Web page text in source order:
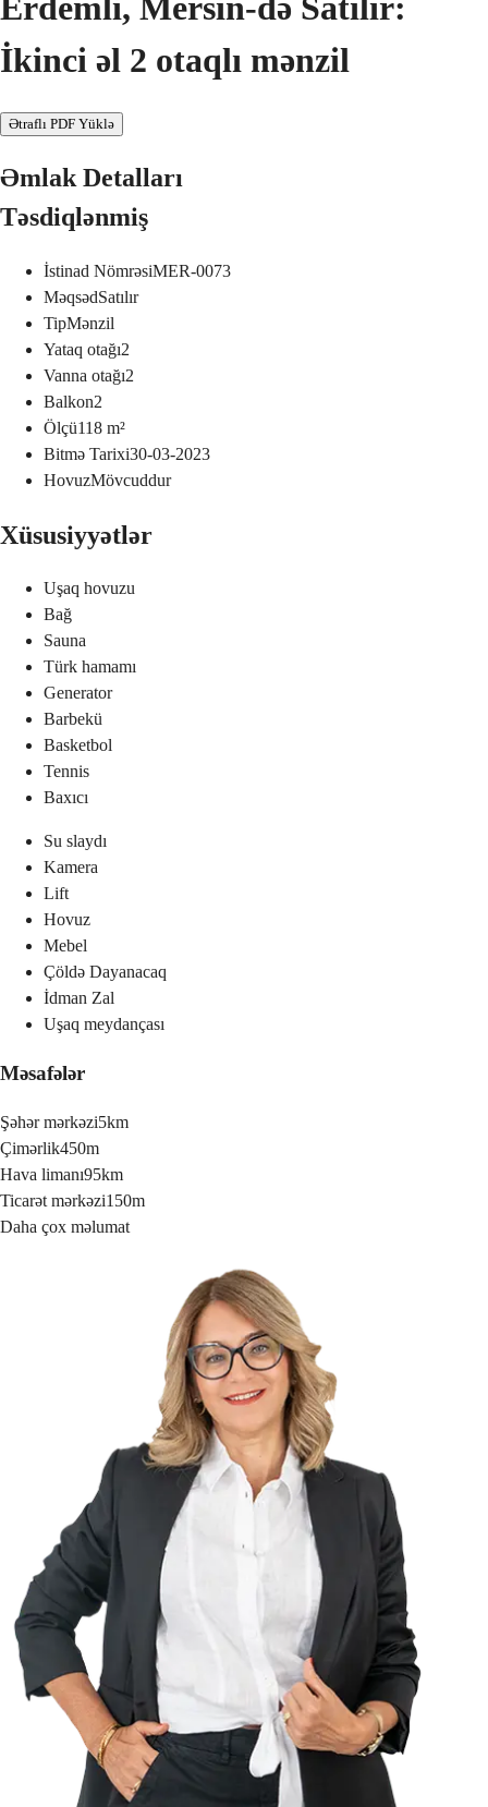
Erdemli, Mersin-də Satılır:
İkinci əl 2 otaqlı mənzil
Ətraflı PDF Yüklə
Əmlak Detalları
Təsdiqlənmiş
İstinad NömrəsiMER-0073
MəqsədSatılır
TipMənzil
Yataq otağı2
Vanna otağı2
Balkon2
Ölçü118 m²
Bitmə Tarixi30-03-2023
HovuzMövcuddur
Xüsusiyyətlər
Uşaq hovuzu
Bağ
Sauna
Türk hamamı
Generator
Barbekü
Basketbol
Tennis
Baxıcı
Su slaydı
Kamera
Lift
Hovuz
Mebel
Çöldə Dayanacaq
İdman Zal
Uşaq meydançası
Məsafələr
Şəhər mərkəzi5km
Çimərlik450m
Hava limanı95km
Ticarət mərkəzi150m
Daha çox məlumat